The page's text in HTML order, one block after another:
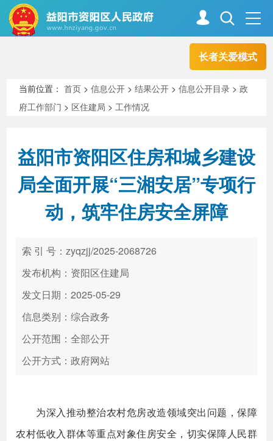
长者关爱模式
走进资阳
新闻中心 解读回应
政务服务 互动交流
高效办成一件事
当前位置：首页 >信息公开 >结果公开 >信息公开目录 >政
府工作部门 > 区住建局 >工作情况
益阳市资阳区住房和城乡建设
局全面开展“三湘安居”专项行
动，筑牢住房安全屏障
索 引 号：zyqzjj/2025-2068726
发布机构：资阳区住建局
发文日期：2025-05-29
信息类别：综合政务
公开范围：全部公开
公开方式：政府网站
为深入推动整治农村危房改造领域突出问题，保障
农村低收入群体等重点对象住房安全，切实保障人民群